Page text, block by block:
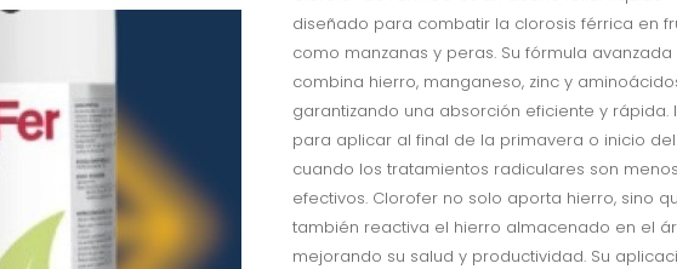
diseñado para combatir la clorosis férrica en
como manzanas y peras. Su fórmula avanzada
combina hierro, manganeso, zinc y
garantizando una absorción eficiente y rápida.
para aplicar al final de la primavera o inicio
cuando los tratamientos radiculares son menos
efectivos. Clorofer no solo aporta hierro, sino
también reactiva el hierro almacenado en el
mejorando su salud y productividad. Su